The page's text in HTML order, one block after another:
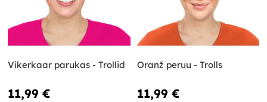
Vikerkaar parukas - Trollid
11,99 €
Oranž peruu - Trolls
11,99 €